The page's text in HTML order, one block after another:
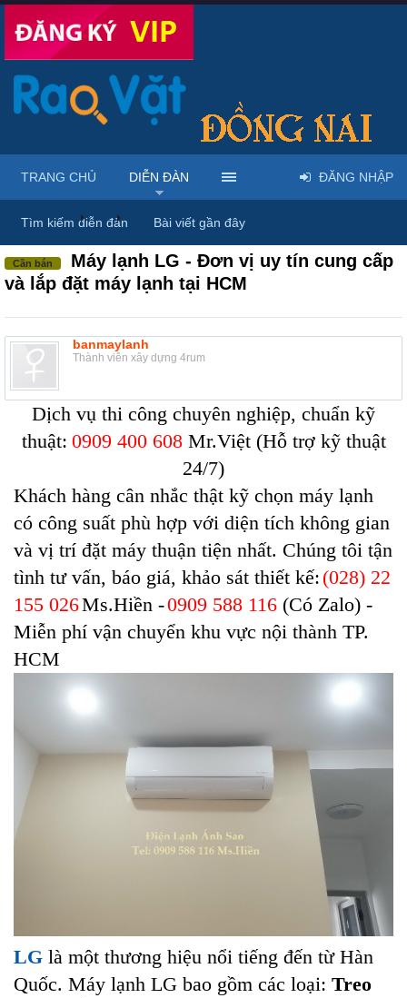
Diễn đàn ... Mua bán & sửa điện tử, điện lạnh
Cần bán
Máy lạnh LG - Đơn vị uy tín cung cấp
và lắp đặt máy lạnh tại HCM
banmaylanh
Thành viên xây dựng 4rum
Dịch vụ thi công chuyên nghiệp, chuẩn kỹ
thuật: 0909 400 608 Mr.Việt (Hỗ trợ kỹ thuật
24/7)
Khách hàng cân nhắc thật kỹ chọn máy lạnh
có công suất phù hợp với diện tích không gian
và vị trí đặt máy thuận tiện nhất. Chúng tôi tận
tình tư vấn, báo giá, khảo sát thiết kế: (028) 22
155 026Ms.Hiền -0909 588 116 (Có Zalo) -
Miễn phí vận chuyển khu vực nội thành TP.
HCM
LG là một thương hiệu nổi tiếng đến từ Hàn
Quốc. Máy lạnh LG bao gồm các loại: Treo
TRANG CHỦ DIỄN ĐÀN
Tìm kiếm diễn đàn Bài viết gần đây
ĐĂNG NHẬP